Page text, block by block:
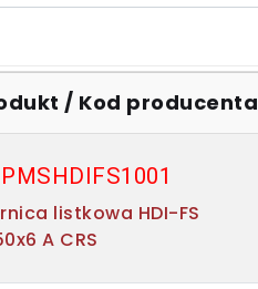
/ Kod producenta
PMSHDIFS1001
listkowa HDI-FS
A CRS